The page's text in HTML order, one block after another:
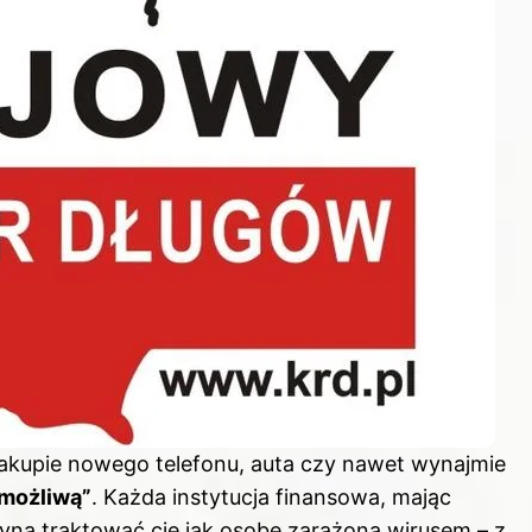
nowego telefonu, auta czy nawet wynajmie
. Każda instytucja finansowa, mając